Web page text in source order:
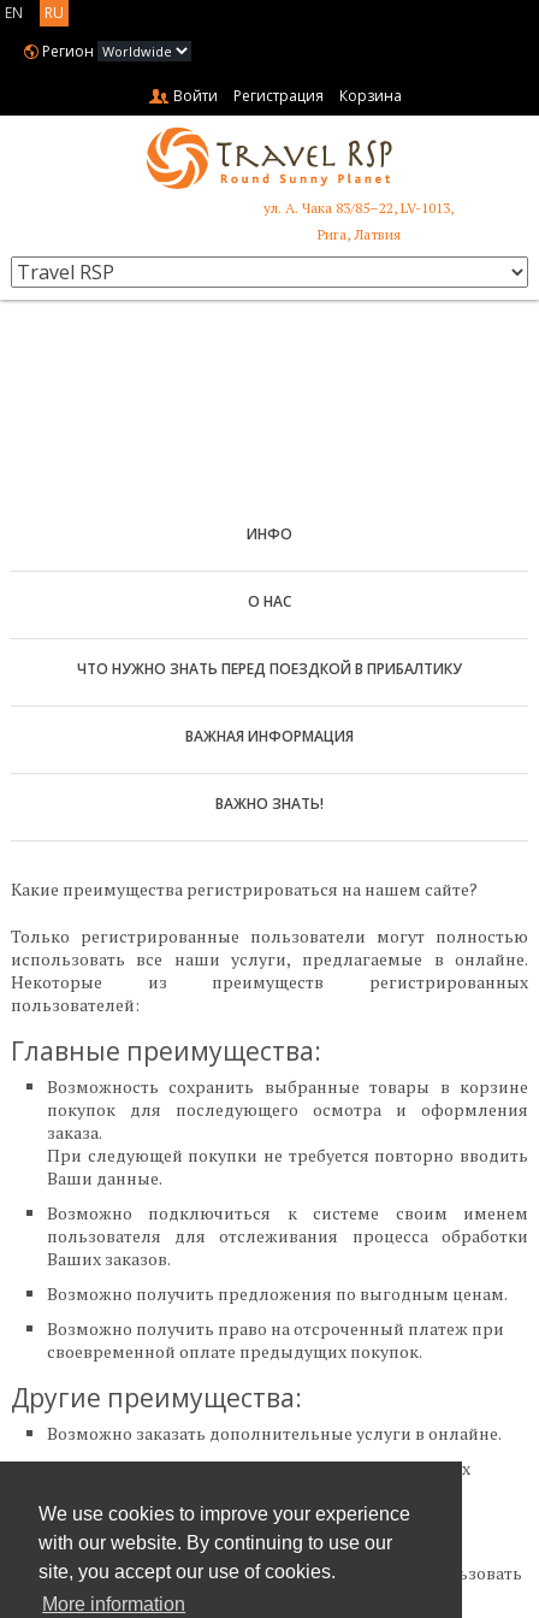
We use cookies to improve your experience
with our website. By continuing to use our
site, you accept our use of cookies.
More information
EN
RU
Регион
Войти Регистрация Корзина
ул. А. Чака 83/85–22, LV-1013,
Рига, Латвия
ИНФО
О НАС
ЧТО НУЖНО ЗНАТЬ ПЕРЕД ПОЕЗДКОЙ В ПРИБАЛТИКУ
ВАЖНАЯ ИНФОРМАЦИЯ
ВАЖНО ЗНАТЬ!
Какие преимущества регистрироваться на нашем сайте?
Только регистрированные пользователи могут полностью
использовать все наши услуги, предлагаемые в онлайне.
Некоторые из преимуществ регистрированных
пользователей:
Главные преимущества:
Возможность сохранить выбранные товары в корзине
покупок для последующего осмотра и оформления
заказа.
При следующей покупки не требуется повторно вводить
Ваши данные.
Возможно подключиться к системе своим именем
пользователя для отслеживания процесса обработки
Ваших заказoв.
Возможно получить предложения по выгодным ценам.
Возможно получить право на отсроченный платеж при
своевременной оплате предыдущих покупок.
Другие преимущества:
Возможно заказать дополнительные услуги в онлайне.
Возможно получить новости о наших специальных
Дополнительная информация:
регистрируйтесь, если желаете полноценно использовать
наши услуги.